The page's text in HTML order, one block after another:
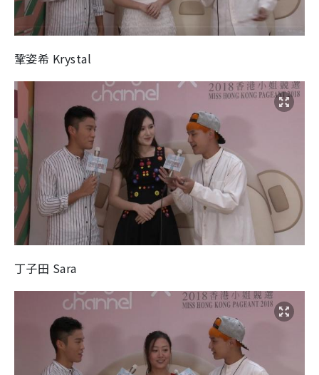
鞏姿希 Krystal
丁子田 Sara